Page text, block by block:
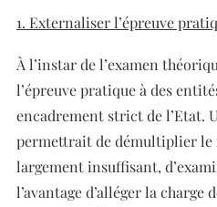
1. Externaliser l’épreuve
À l’instar de l’examen
l’épreuve pratique à des
encadrement strict de l’Etat.
permettrait de démultiplier le
largement insuffisant,
l’avantage d’alléger la